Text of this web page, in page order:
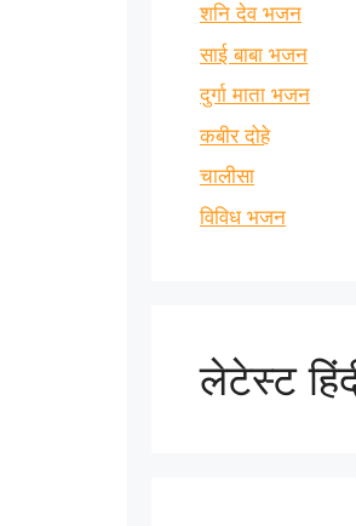
शनि देव भजन
साई बाबा भजन
दुर्गा माता भजन
कबीर दोहे
चालीसा
विविध भजन
लेटेस्ट